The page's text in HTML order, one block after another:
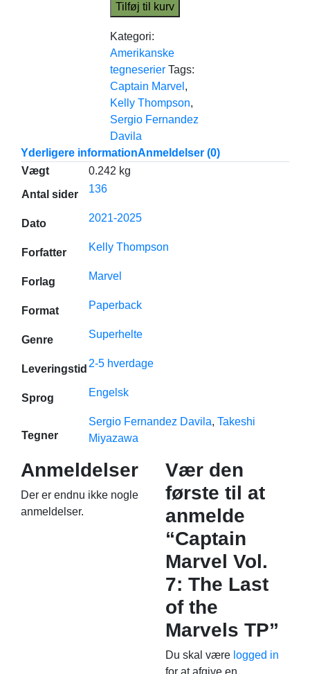
Tilføj til kurv
Kategori:
Amerikanske
tegneserier Tags:
Captain Marvel ,
Kelly Thompson,
Sergio Fernandez
Davila
Yderligere informationAnmeldelser (0)
Vægt
0.242 kg
Antal sider
136
Dato 2021-2025
Forfatter Kelly Thompson
Forlag Marvel
Format Paperback
Genre Superhelte
Leveringstid 2-5 hverdage
Sprog Engelsk
Tegner
Sergio Fernandez Davila, Takeshi
Miyazawa
Anmeldelser
Der er endnu ikke nogle
anmeldelser.
Vær den
første til at
anmelde
“Captain
Marvel Vol.
7: The Last
of the
Marvels TP”
Du skal være logged in
for at afgive en